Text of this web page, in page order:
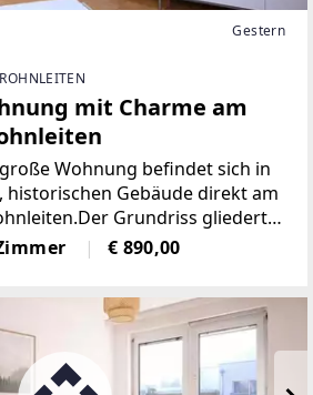
Gestern
mit Charme am
große Wohnung befindet sich in
Gebäude direkt am
Grundriss gliedert
mit Zugang zu WC und
folgt der Essbereich mit
€ 890,00